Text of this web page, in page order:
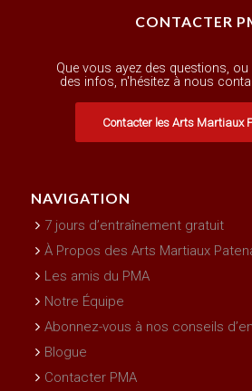
CONTACTER
Que vous ayez des questions,
des infos, n'hésitez à nous
Contacter les Arts Martiaux
NAVIGATION
7 jours d’entraînement gratuit
À Propos des Arts Martiaux
Les amis du PMA
Notre Équipe
Abonnez-vous à nos conseils
Blogue
Contacter PMA